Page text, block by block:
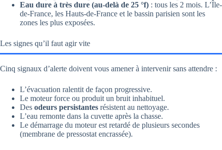
Eau dure à très dure (au-delà de 25 °f) : tous les 2 mois. L’Île-
de-France, les Hauts-de-France et le bassin parisien sont les
zones les plus exposées.
Les signes qu’il faut agir vite
Cinq signaux d’alerte doivent vous amener à intervenir sans attendre :
L’évacuation ralentit de façon progressive.
Le moteur force ou produit un bruit inhabituel.
Des odeurs persistantes résistent au nettoyage.
L’eau remonte dans la cuvette après la chasse.
Le démarrage du moteur est retardé de plusieurs secondes
(membrane de pressostat encrassée).